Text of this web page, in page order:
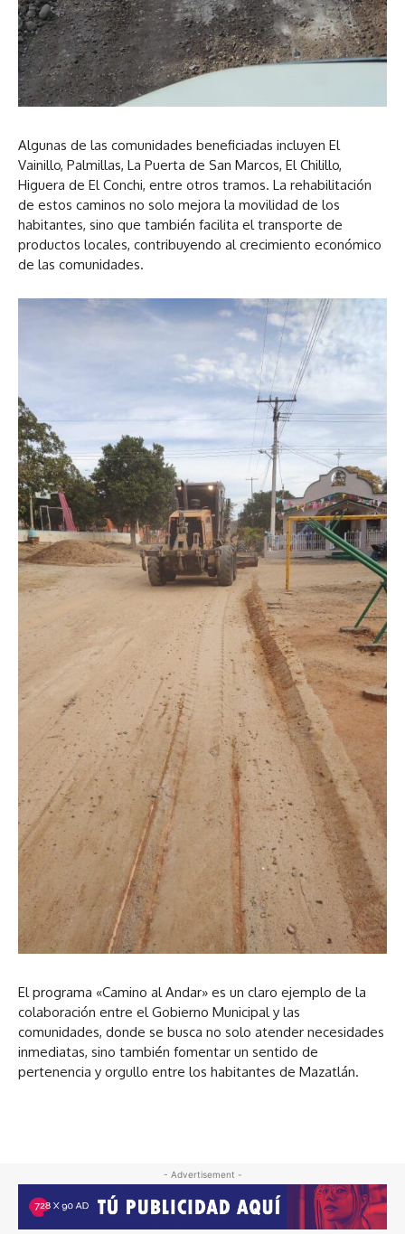
Algunas de las comunidades beneficiadas incluyen El
Vainillo, Palmillas, La Puerta de San Marcos, El Chilillo,
Higuera de El Conchi, entre otros tramos. La rehabilitación
de estos caminos no solo mejora la movilidad de los
habitantes, sino que también facilita el transporte de
productos locales, contribuyendo al crecimiento económico
de las comunidades.
El programa «Camino al Andar» es un claro ejemplo de la
colaboración entre el Gobierno Municipal y las
comunidades, donde se busca no solo atender necesidades
inmediatas, sino también fomentar un sentido de
pertenencia y orgullo entre los habitantes de Mazatlán.
- Advertisement -